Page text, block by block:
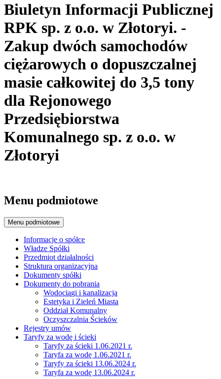
Biuletyn Informacji Publicznej
RPK sp. z o.o. w Złotoryi. -
Zakup dwóch samochodów
ciężarowych o dopuszczalnej
masie całkowitej do 3,5 tony
dla Rejonowego
Przedsiębiorstwa
Komunalnego sp. z o.o. w
Złotoryi
Menu podmiotowe
Menu podmiotowe
Informacje o spółce
Władze Spółki
Przedmiot działalności
Struktura organizacyjna
Dokumenty spółki
Dokumenty do pobrania
Wodociągi i kanalizacja
Estetyka i Zieleń Miasta
Oddział Komunalny
Oczyszczalnia Ścieków
Rejestry umów
Taryfy za wodę i ścieki
Taryfy za ścieki 1.06.2021 r.
Taryfa za wodę 1.06.2021 r.
Taryfy za ścieki 13.06.2024 r.
Taryfa za wodę 13.06.2024 r.